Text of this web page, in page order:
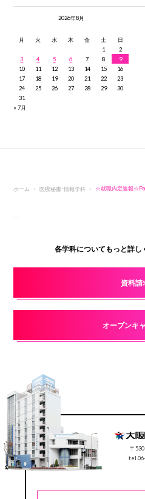
2026年8月
月 火 水 木 金 土
日
1
2
3
4 5 6 7 8
9
10
11 12 13 14 15
16
17
18 19 20 21 22
23
24
25 26 27 28 29
30
31
« 7月
ホーム 医療秘書・情報学科 ☆就職内定速報
各学科についてもっと詳
資料請
オープンキ
〒